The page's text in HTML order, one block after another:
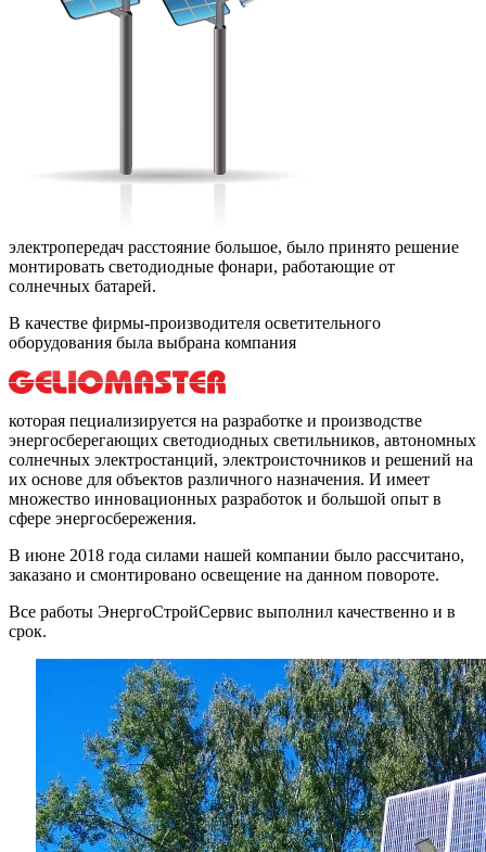
электропередач расстояние большое, было принято решение
монтировать светодиодные фонари, работающие от
солнечных батарей.
В качестве фирмы-производителя осветительного
оборудования была выбрана компания
которая пециализируется на разработке и производстве
энергосберегающих светодиодных светильников, автономных
солнечных электростанций, электроисточников и решений на
их основе для объектов различного назначения. И имеет
множество инновационных разработок и большой опыт в
сфере энергосбережения.
В июне 2018 года силами нашей компании было рассчитано,
заказано и смонтировано освещение на данном повороте.
Все работы ЭнергоСтройСервис выполнил качественно и в
срок.